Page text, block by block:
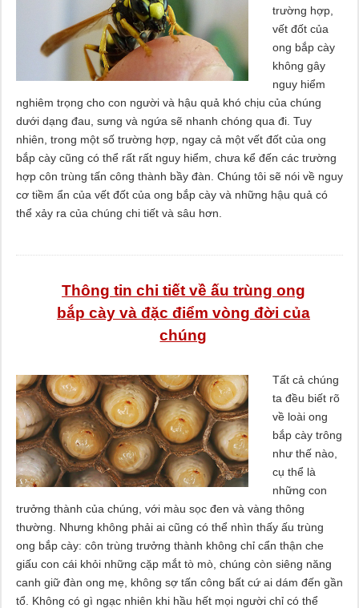
trường hợp,
vết đốt của
ong bắp cày
không gây
nguy hiểm
nghiêm trọng cho con người và hậu quả khó chịu của chúng
dưới dạng đau, sưng và ngứa sẽ nhanh chóng qua đi. Tuy
nhiên, trong một số trường hợp, ngay cả một vết đốt của ong
bắp cày cũng có thể rất rất nguy hiểm, chưa kể đến các trường
hợp côn trùng tấn công thành bầy đàn. Chúng tôi sẽ nói về nguy
cơ tiềm ẩn của vết đốt của ong bắp cày và những hậu quả có
thể xảy ra của chúng chi tiết và sâu hơn.
Thông tin chi tiết về ấu trùng ong
bắp cày và đặc điểm vòng đời của
chúng
Tất cả chúng
ta đều biết rõ
về loài ong
bắp cày trông
như thế nào,
cụ thể là
những con
trưởng thành của chúng, với màu sọc đen và vàng thông
thường. Nhưng không phải ai cũng có thể nhìn thấy ấu trùng
ong bắp cày: côn trùng trưởng thành không chỉ cẩn thận che
giấu con cái khỏi những cặp mắt tò mò, chúng còn siêng năng
canh giữ đàn ong mẹ, không sợ tấn công bất cứ ai dám đến gần
tổ. Không có gì ngạc nhiên khi hầu hết mọi người chỉ có thể